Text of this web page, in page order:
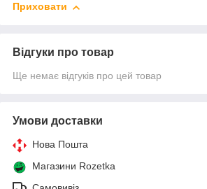
Приховати
Відгуки про товар
Ще немає відгуків про цей товар
Умови доставки
Нова Пошта
Магазини Rozetka